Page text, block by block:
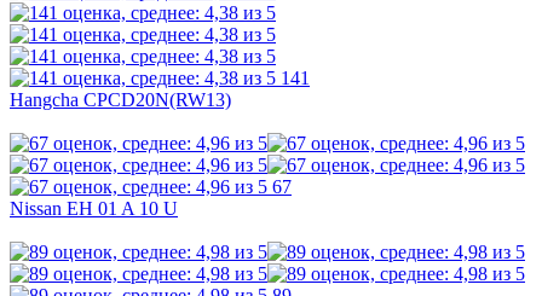
141
Hangcha CPCD20N(RW13)
67
Nissan EH 01 A 10 U